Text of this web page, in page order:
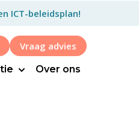
ICT-beleidsplan!
Vraag advies
for Aanbod
Show submenu for
Over ons